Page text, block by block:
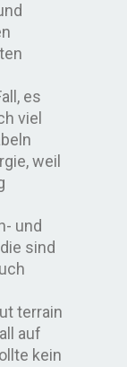
es
viel
weil
und
sind
terrain
auf
kein